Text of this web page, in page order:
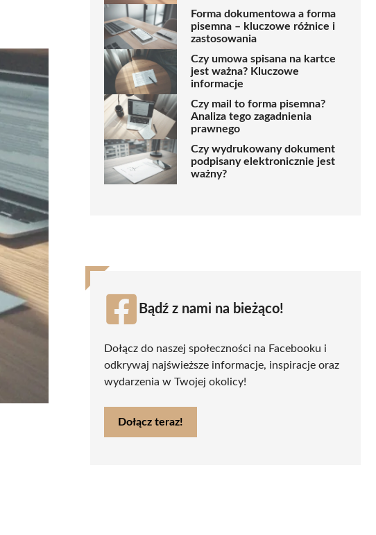
Forma dokumentowa a forma
pisemna – kluczowe różnice i
zastosowania
Czy umowa spisana na kartce
jest ważna? Kluczowe
informacje
Czy mail to forma pisemna?
Analiza tego zagadnienia
prawnego
Czy wydrukowany dokument
podpisany elektronicznie jest
ważny?
Bądź z nami na bieżąco!
Dołącz do naszej społeczności na Facebooku i
odkrywaj najświeższe informacje, inspiracje oraz
wydarzenia w Twojej okolicy!
Dołącz teraz!